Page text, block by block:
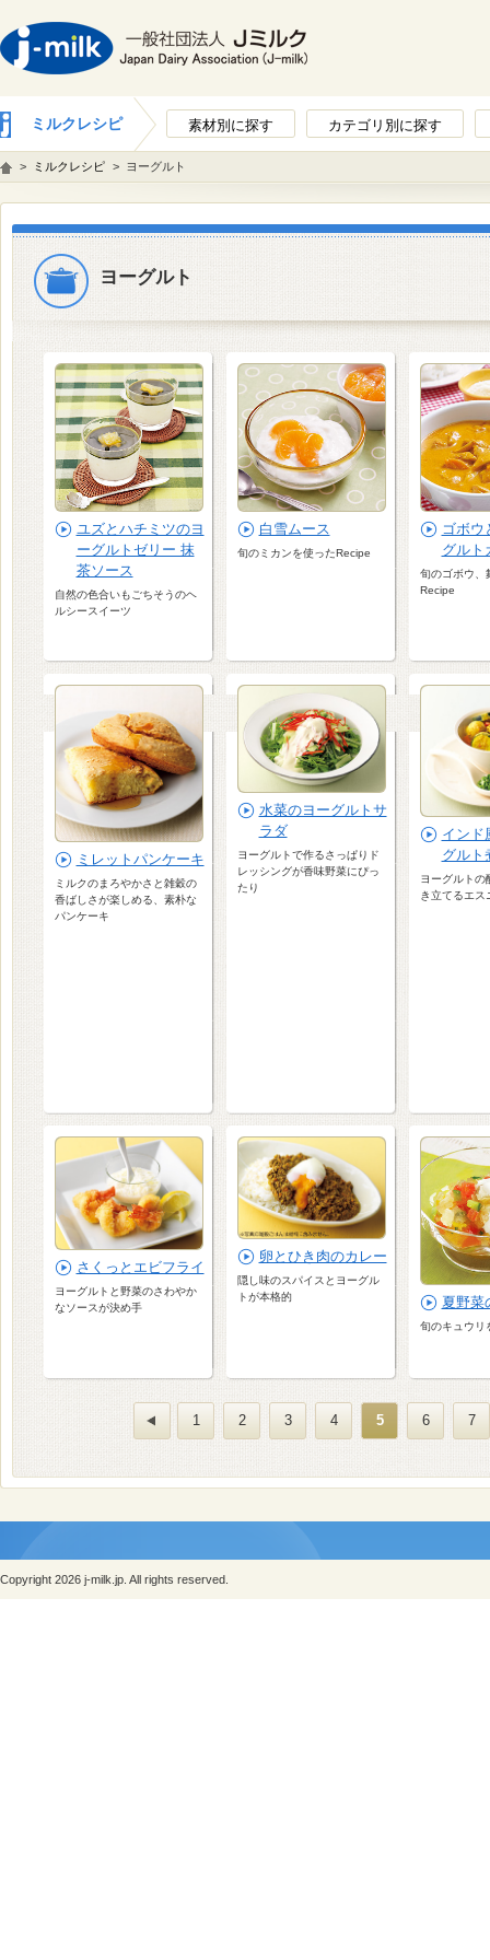
ミルクレシピ 素材別に探す カテゴリ別に探す
> ミルクレシピ > ヨーグルト
ヨーグルト
ユズとハチミツのヨ
ーグルトゼリー 抹
茶ソース
自然の色合いもごちそうのヘ
ルシースイーツ
白雪ムース
旬のミカンを使ったRecipe
ゴボウ
グルト
旬のゴボウ、
Recipe
ミレットパンケーキ
ミルクのまろやかさと雑穀の
香ばしさが楽しめる、素朴な
パンケーキ
水菜のヨーグルトサ
ラダ
ヨーグルトで作るさっぱりド
レッシングが香味野菜にぴっ
たり
インド
グルト
ヨーグルトの
き立てるエス
さくっとエビフライ
ヨーグルトと野菜のさわやか
なソースが決め手
卵とひき肉のカレー
隠し味のスパイスとヨーグル
トが本格的
夏野菜
旬のキュウリ
1 2 3 4 5 6 7
Copyright 2026 j-milk.jp. All rights reserved.